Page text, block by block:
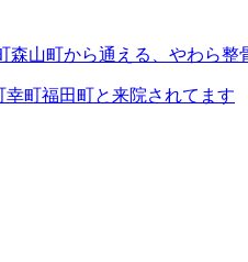
山町から通える、やわら整
町福田町と来院されてます